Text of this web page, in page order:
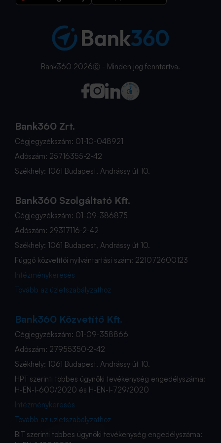
Bank360 2026Ⓒ - Minden jog fenntartva.
Bank360 Zrt.
Cégjegyzékszám: 01-10-048921
Adószám: 25716355-2-42
Székhely: 1061 Budapest, Andrássy út 10.
Bank360 Szolgáltató Kft.
Cégjegyzékszám: 01-09-386875
Adószám: 29317116-2-42
Székhely: 1061 Budapest, Andrássy út 10.
Függő közvetítői nyilvántartási szám: 221072600123
Intézménykeresés
Tovább az üzletszabályzathoz
Bank360 Közvetítő Kft.
Cégjegyzékszám: 01-09-358866
Adószám: 27955350-2-42
Székhely: 1061 Budapest, Andrássy út 10.
HPT szerinti többes ügynöki tevékenység engedélyszáma:
H-EN-I-600/2020 és H-EN-I-729/2020
Intézménykeresés
Tovább az üzletszabályzathoz
BIT szerinti többes ügynöki tevékenység engedélyszáma: